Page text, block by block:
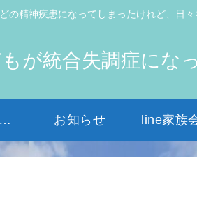
の精神疾患になってしまったけれど、日
が統合失調症にな
初めての方はコチラから お知らせ